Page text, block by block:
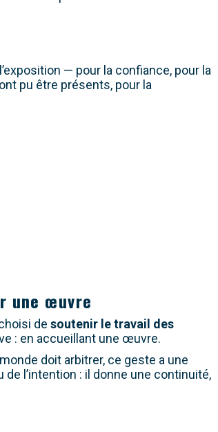
— pour la confiance, pour la
pu être présents, pour la
une œuvre
de soutenir le travail des
: en accueillant une œuvre.
doit arbitrer, ce geste a une
l’intention : il donne une continuité,